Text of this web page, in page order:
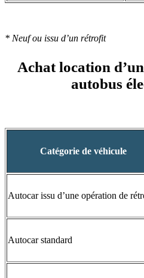
* Neuf ou issu d’un rétrofit
Achat location
autobus
Catégorie de véhicule
Autocar issu d’une opération de
Autocar standard